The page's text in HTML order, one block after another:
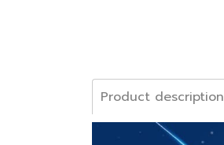
Product description